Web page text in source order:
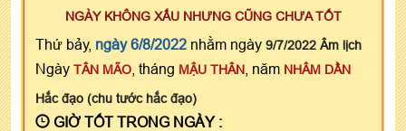
NGÀY KHÔNG XẤU NHƯNG CŨNG CHƯA TỐT
Thứ bảy, ngày 6/8/2022 nhằm ngày 9/7/2022 Âm lịch
Ngày TÂN MÃO , tháng MẬU THÂN , năm NHÂM DẦN
Hắc đạo (chu tước hắc đạo)
GIỜ TỐT TRONG NGÀY :